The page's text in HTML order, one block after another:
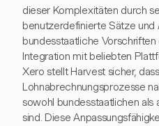
dieser Komplexitäten durch
benutzerdefinierte Sätze
bundesstaatliche
Integration mit beliebten
Xero stellt Harvest sicher,
Lohnabrechnungsprozesse
sowohl bundesstaatlichen
sind. Diese